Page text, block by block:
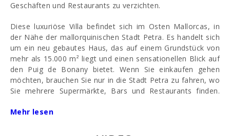
Geschäften und Restaurants zu verzichten.
Diese luxuriöse Villa befindet sich im Osten Mallorcas, in
der Nähe der mallorquinischen Stadt Petra. Es handelt sich
um ein neu gebautes Haus, das auf einem Grundstück von
mehr als 15.000 m² liegt und einen sensationellen Blick auf
den Puig de Bonany bietet. Wenn Sie einkaufen gehen
möchten, brauchen Sie nur in die Stadt Petra zu fahren, wo
Sie mehrere Supermärkte, Bars und Restaurants finden.
ganz in der Nähe, nur etwa 20 Autominuten von der Villa
Mehr lesen